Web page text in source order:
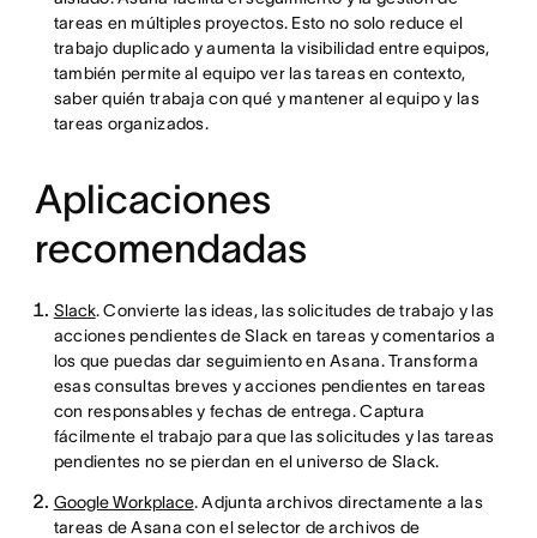
tareas en múltiples proyectos. Esto no solo reduce el
trabajo duplicado y aumenta la visibilidad entre equipos,
también permite al equipo ver las tareas en contexto,
saber quién trabaja con qué y mantener al equipo y las
tareas organizados.
Aplicaciones
recomendadas
Slack. Convierte las ideas, las solicitudes de trabajo y las
acciones pendientes de Slack en tareas y comentarios a
los que puedas dar seguimiento en Asana. Transforma
esas consultas breves y acciones pendientes en tareas
con responsables y fechas de entrega. Captura
fácilmente el trabajo para que las solicitudes y las tareas
pendientes no se pierdan en el universo de Slack.
Google Workplace. Adjunta archivos directamente a las
tareas de Asana con el selector de archivos de